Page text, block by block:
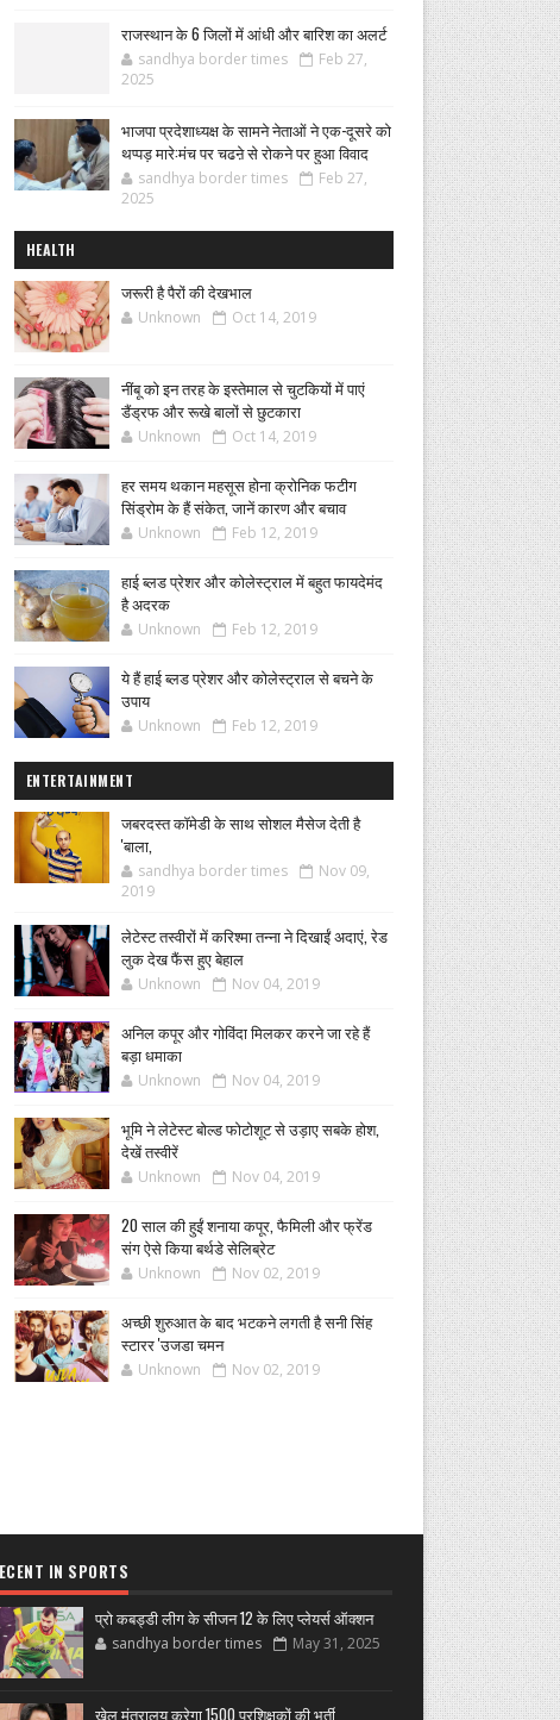
राजस्थान के 6 जिलों में आंधी और बारिश का अलर्ट
sandhya border times
Feb 27,
2025
भाजपा प्रदेशाध्यक्ष के सामने नेताओं ने एक-दूसरे को
थप्पड़ मारे:मंच पर चढऩे से रोकने पर हुआ विवाद
sandhya border times
Feb 27,
2025
HEALTH
जरूरी है पैरों की देखभाल
Unknown Oct 14, 2019
नींबू को इन तरह के इस्तेमाल से चुटकियों में पाएं
डैंड्रफ और रूखे बालों से छुटकारा
Unknown Oct 14, 2019
हर समय थकान महसूस होना क्रोनिक फटीग
सिंड्रोम के हैं संकेत, जानें कारण और बचाव
Unknown Feb 12, 2019
हाई ब्लड प्रेशर और कोलेस्ट्राल में बहुत फायदेमंद
है अदरक
Unknown Feb 12, 2019
ये हैं हाई ब्लड प्रेशर और कोलेस्ट्राल से बचने के
उपाय
Unknown Feb 12, 2019
ENTERTAINMENT
जबरदस्त कॉमेडी के साथ सोशल मैसेज देती है
'बाला,
sandhya border times
Nov 09,
2019
लेटेस्ट तस्वीरों में करिश्मा तन्ना ने दिखाईं अदाएं, रेड
लुक देख फैंस हुए बेहाल
Unknown Nov 04, 2019
अनिल कपूर और गोविंदा मिलकर करने जा रहे हैं
बड़ा धमाका
Unknown Nov 04, 2019
भूमि ने लेटेस्ट बोल्ड फोटोशूट से उड़ाए सबके होश,
देखें तस्वीरें
Unknown Nov 04, 2019
20 साल की हुईं शनाया कपूर, फैमिली और फ्रेंड
संग ऐसे किया बर्थडे सेलिब्रेट
Unknown Nov 02, 2019
अच्छी शुरुआत के बाद भटकने लगती है सनी सिंह
स्टारर 'उजडा चमन
Unknown Nov 02, 2019
IN SPORTS
प्रो कबड्डी लीग के सीजन 12 के लिए प्लेयर्स ऑक्शन
sandhya border times May 31, 2025
खेल मंत्रालय करेगा 1500 प्रशिक्षकों की भर्ती